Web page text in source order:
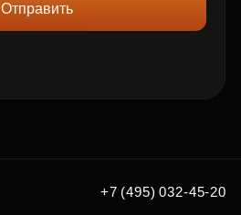
Отправить
+7 (495) 032-45-20